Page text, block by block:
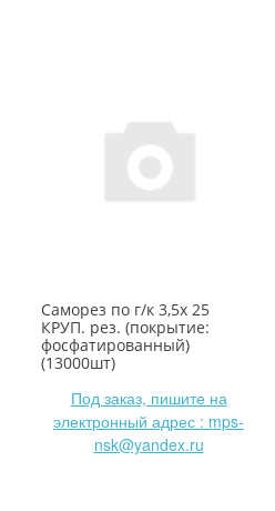
Саморез по г/к 3,5х 25
КРУП. рез. (покрытие:
фосфатированный)
(13000шт)
Под заказ, пишите на
электронный адрес : mps-
nsk@yandex.ru